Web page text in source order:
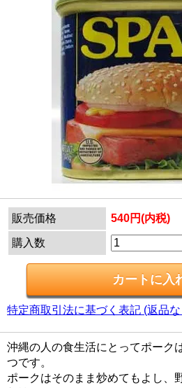
販売価格 540円(内税)
購入数
特定商取引法に基づく表記 (返品
沖縄の人の食生活にとってポーク
つです。
ポークはそのまま炒めてもよし、